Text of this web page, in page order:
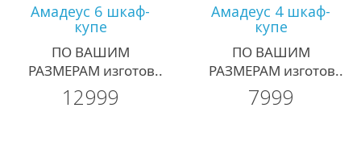
Амадеус 6 шкаф-
купе
ПО ВАШИМ
РАЗМЕРАМ изготов..
12999
Амадеус 4 шкаф-
купе
ПО ВАШИМ
РАЗМЕРАМ изготов..
7999